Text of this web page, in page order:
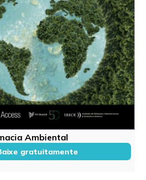
Ambiental
gratuitamente